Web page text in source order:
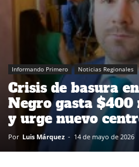
Informando Primero Noticias Regionales
Crisis de basura
Negro gasta $400
y urge nuevo
Por Luis Márquez - 14 de mayo de 2026